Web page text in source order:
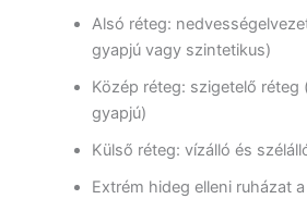
Alsó réteg:
gyapjú vagy szintetikus)
Közép réteg: szigetelő réteg
gyapjú)
Külső réteg: vízálló és
Extrém hideg elleni ruházat